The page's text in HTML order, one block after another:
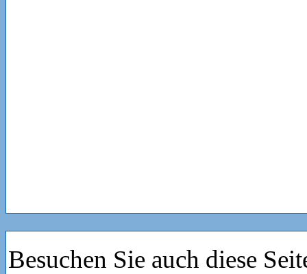
Besuchen Sie auch diese